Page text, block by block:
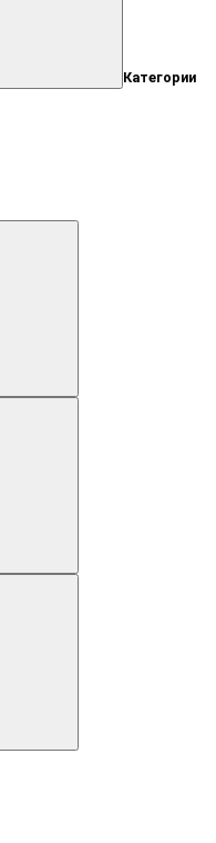
Категории